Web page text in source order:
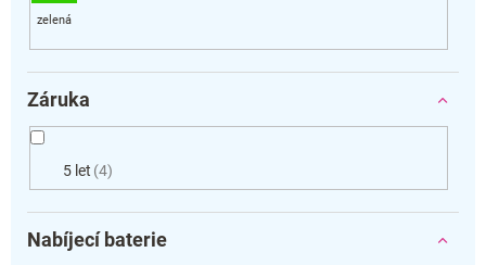
Záruka
5 let 4
Nabíjecí baterie